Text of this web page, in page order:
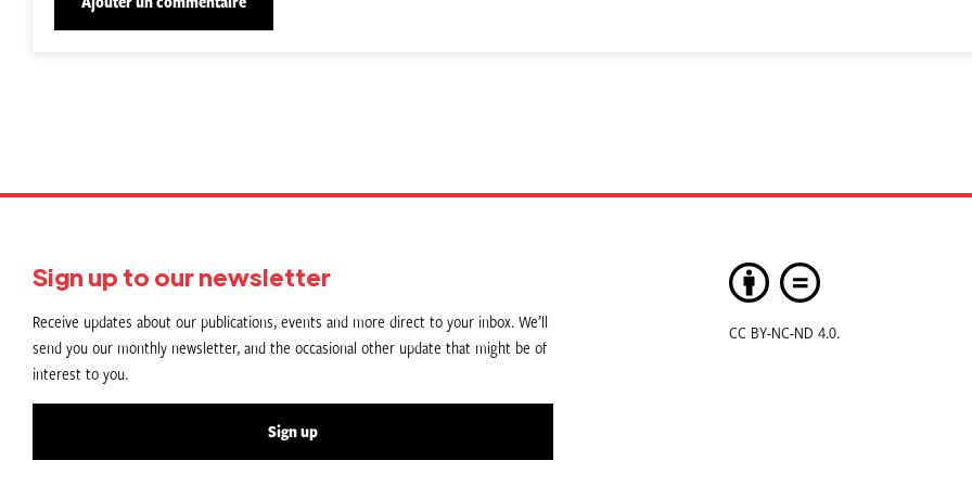
Sign up to our newsletter
Receive updates about our publications, events and more direct to your inbox. We’ll
send you our monthly newsletter, and the occasional other update that might be of
interest to you.
Sign up
CC BY-NC-ND 4.0.